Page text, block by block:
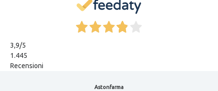
3,9/5
1.445
Recensioni
Astonfarma